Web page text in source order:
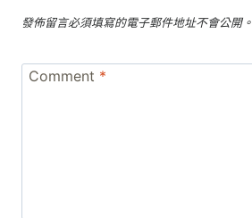
發佈留言必須填寫的電子郵件地址不會公開。
Comment *